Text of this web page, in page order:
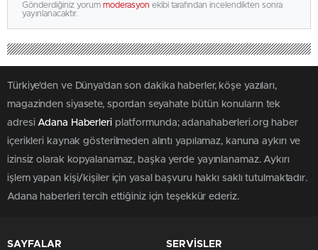
Gönderdiğiniz yorum moderasyon ekibi tarafından incelendikten sonra
yayınlanacaktır.
Türkiye'den ve Dünya’dan son dakika haberler, köşe yazıları,
magazinden siyasete, spordan seyahate bütün konuların tek
adresiAdana Haberleriplatformunda; adanahaberleri.org haber
içerikleri kaynak gösterilmeden alıntı yapılamaz, kanuna aykırı ve
izinsiz olarak kopyalanamaz, başka yerde yayınlanamaz. Aykırı
işlem yapan kişi/kişiler için yasal başvuru hakkı saklı tutulmaktadır.
Adana haberleri tercih ettiğiniz için teşekkür ederiz.
SAYFALAR SERVİSLER